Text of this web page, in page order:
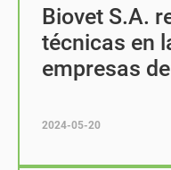
Biovet S.A.
técnicas en
empresas
2024-05-20